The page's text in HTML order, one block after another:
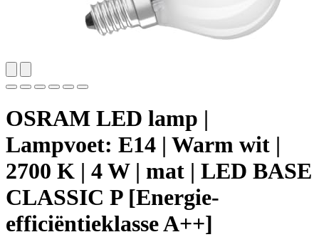
OSRAM LED lamp |
Lampvoet: E14 | Warm wit |
2700 K | 4 W | mat | LED BASE
CLASSIC P [Energie-
efficiëntieklasse A++]